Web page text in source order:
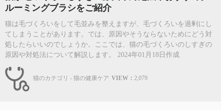
ルーミングブラシをご紹介
猫は毛づくろいをして毛並みを整えますが、毛づくろいを過剰にし
てしまうことがあります。では、原因やそうならないためにどう対
処したらいいのでしょうか。ここでは、猫の毛づくろいのしすぎの
原因や対処法について解説します。 2024年01月18日作成
猫のカテゴリ - 猫の健康ケア VIEW： 2,079